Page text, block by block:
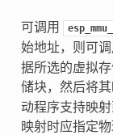
可调用
始地址，则可调
据所选的虚拟
储块，然后将
动程序支持映
映射时应指定物